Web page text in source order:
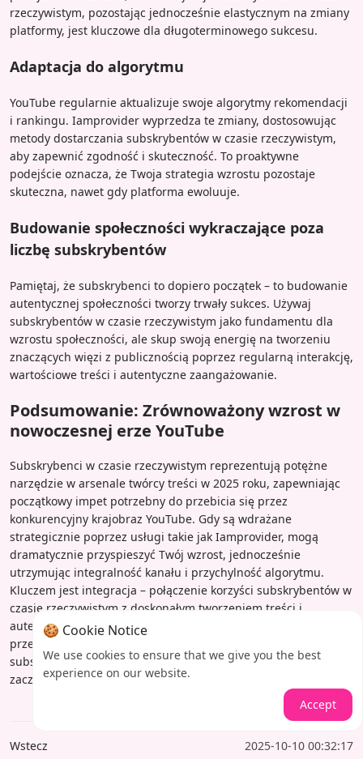
rzeczywistym, pozostając jednocześnie elastycznym na zmiany
platformy, jest kluczowe dla długoterminowego sukcesu.
Adaptacja do algorytmu
YouTube regularnie aktualizuje swoje algorytmy rekomendacji
i rankingu. Iamprovider wyprzedza te zmiany, dostosowując
metody dostarczania subskrybentów w czasie rzeczywistym,
aby zapewnić zgodność i skuteczność. To proaktywne
podejście oznacza, że Twoja strategia wzrostu pozostaje
skuteczna, nawet gdy platforma ewoluuje.
Budowanie społeczności wykraczające poza
liczbę subskrybentów
Pamiętaj, że subskrybenci to dopiero początek – to budowanie
autentycznej społeczności tworzy trwały sukces. Używaj
subskrybentów w czasie rzeczywistym jako fundamentu dla
wzrostu społeczności, ale skup swoją energię na tworzeniu
znaczących więzi z publicznością poprzez regularną interakcję,
wartościowe treści i autentyczne zaangażowanie.
Podsumowanie: Zrównoważony wzrost w
nowoczesnej erze YouTube
Subskrybenci w czasie rzeczywistym reprezentują potężne
narzędzie w arsenale twórcy treści w 2025 roku, zapewniając
początkowy impet potrzebny do przebicia się przez
konkurencyjny krajobraz YouTube. Gdy są wdrażane
strategicznie poprzez usługi takie jak Iamprovider, mogą
dramatycznie przyspieszyć Twój wzrost, jednocześnie
utrzymując integralność kanału i przychylność algorytmu.
Kluczem jest integracja – połączenie korzyści subskrybentów w
czasie rzeczywistym z doskonałym tworzeniem treści i
autentycznym zaangażowaniem publiczności. Gotowy, aby
przekształcić swoją obecność na YouTube? Odkryj rozwiązania
subskrybentów w czasie rzeczywistym Iamprovider już dziś i
zacznij budować publiczność, na jaką zasługują Twoje treści.
Wstecz 2025-10-10 00:32:17
🍪 Cookie Notice
We use cookies to ensure that we give you the best
experience on our website.
Accept